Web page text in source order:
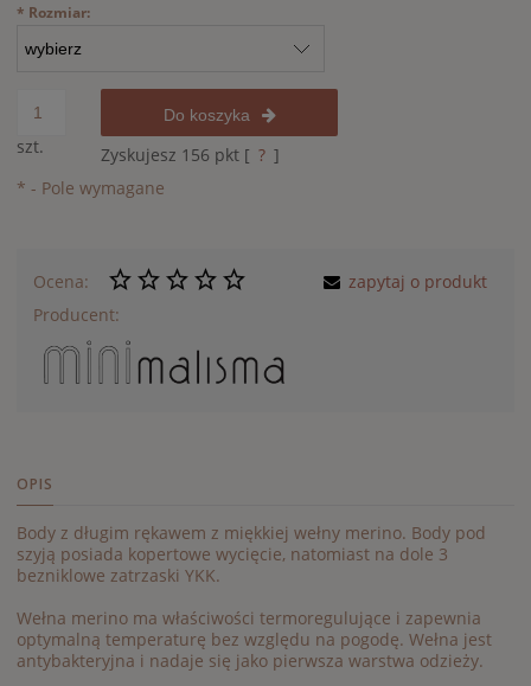
* Rozmiar:
szt.
Do koszyka
Zyskujesz 156 pkt [ ? ]
* - Pole wymagane
Ocena:
Producent:
zapytaj o produkt
OPIS
Body z długim rękawem z miękkiej wełny merino. Body pod
szyją posiada kopertowe wycięcie, natomiast na dole 3
bezniklowe zatrzaski YKK.
Wełna merino ma właściwości termoregulujące i zapewnia
optymalną temperaturę bez względu na pogodę. Wełna jest
antybakteryjna i nadaje się jako pierwsza warstwa odzieży.